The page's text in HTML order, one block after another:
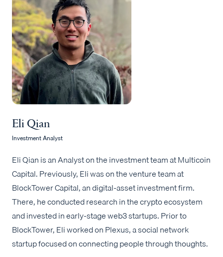
Eli Qian
Investment Analyst
Eli Qian is an Analyst on the investment team at Multicoin
Capital. Previously, Eli was on the venture team at
BlockTower Capital, an digital-asset investment firm.
There, he conducted research in the crypto ecosystem
and invested in early-stage web3 startups. Prior to
BlockTower, Eli worked on Plexus, a social network
startup focused on connecting people through thoughts.